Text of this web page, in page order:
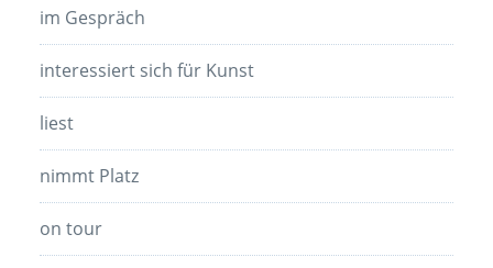
im Gespräch
interessiert sich für Kunst
liest
nimmt Platz
on tour